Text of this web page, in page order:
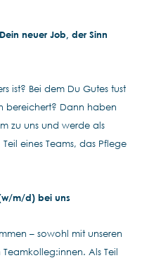
neuer Job, der Sinn
ist? Bei dem Du Gutes tust
bereichert? Dann haben
zu uns und werde als
eines Teams, das Pflege
m/d) bei uns
– sowohl mit unseren
Als Teil